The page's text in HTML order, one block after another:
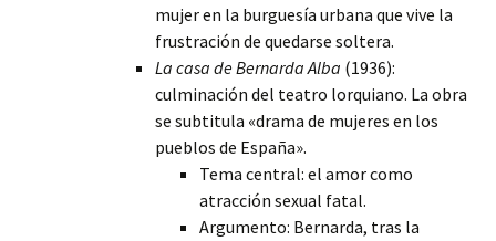
mujer en la burguesía urbana que vive la
frustración de quedarse soltera.
La casa de Bernarda Alba (1936):
culminación del teatro lorquiano. La obra
se subtitula «drama de mujeres en los
pueblos de España».
Tema central: el amor como
atracción sexual fatal.
Argumento: Bernarda, tras la